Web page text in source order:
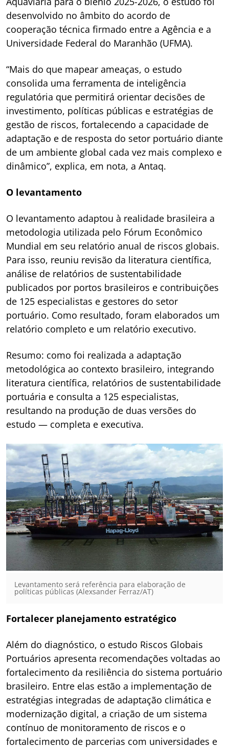
desenvolvido no âmbito do acordo de
cooperação técnica firmado entre a Agência e a
Universidade Federal do Maranhão (UFMA).
“Mais do que mapear ameaças, o estudo
consolida uma ferramenta de inteligência
regulatória que permitirá orientar decisões de
investimento, políticas públicas e estratégias de
gestão de riscos, fortalecendo a capacidade de
adaptação e de resposta do setor portuário diante
de um ambiente global cada vez mais complexo e
dinâmico”, explica, em nota, a Antaq.
O levantamento
O levantamento adaptou à realidade brasileira a
metodologia utilizada pelo Fórum Econômico
Mundial em seu relatório anual de riscos globais.
Para isso, reuniu revisão da literatura científica,
análise de relatórios de sustentabilidade
publicados por portos brasileiros e contribuições
de 125 especialistas e gestores do setor
portuário. Como resultado, foram elaborados um
relatório completo e um relatório executivo.
Resumo: como foi realizada a adaptação
metodológica ao contexto brasileiro, integrando
literatura científica, relatórios de sustentabilidade
portuária e consulta a 125 especialistas,
resultando na produção de duas versões do
estudo — completa e executiva.
Levantamento será referência para elaboração de
políticas públicas (Alexsander Ferraz/AT)
Fortalecer planejamento estratégico
Além do diagnóstico, o estudo Riscos Globais
Portuários apresenta recomendações voltadas ao
fortalecimento da resiliência do sistema portuário
brasileiro. Entre elas estão a implementação de
estratégias integradas de adaptação climática e
modernização digital, a criação de um sistema
contínuo de monitoramento de riscos e o
fortalecimento de parcerias com universidades e